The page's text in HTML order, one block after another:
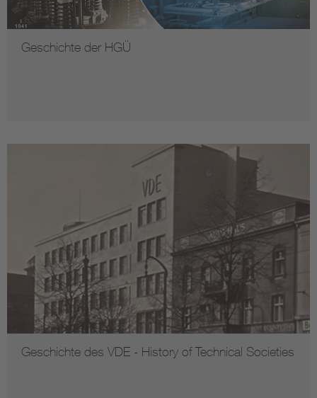
Geschichte der HGÜ
Geschichte des VDE - History of Technical Societies